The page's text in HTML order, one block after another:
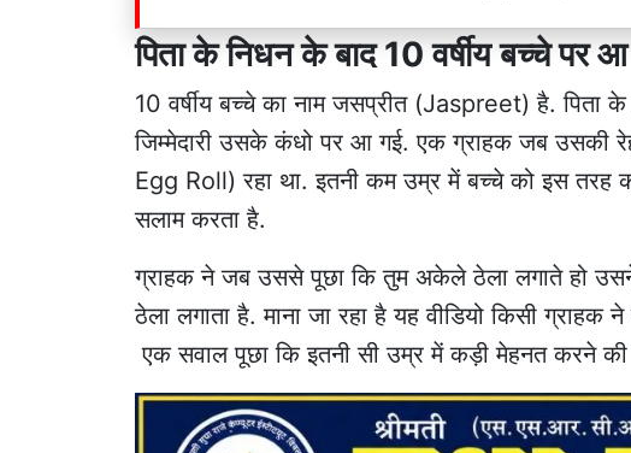
पिता के निधन के बाद 10 वर्षीय बच्चे पर आ
10 वर्षीय बच्चे का नाम जसप्रीत (Jaspreet) है.
जिम्मेदारी उसके कंधो पर आ गई. एक ग्राहक जब उसकी
Egg Roll) रहा था. इतनी कम उम्र में बच्चे को इस
सलाम करता है.
ग्राहक ने जब उससे पूछा कि तुम अकेले ठेला लगाते हो
ठेला लगाता है. माना जा रहा है यह वीडियो किसी
एक सवाल पूछा कि इतनी सी उम्र में कड़ी मेहनत करने की